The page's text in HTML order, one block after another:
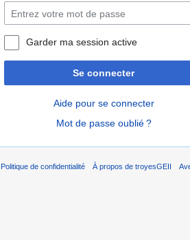
Garder ma session active
Se connecter
Aide pour se connecter
Mot de passe oublié ?
Politique de confidentialité À propos de troyesGEII